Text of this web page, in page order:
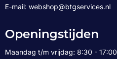
E-mail: webshop@btgservices.nl
Openingstijden
Maandag t/m vrijdag: 8:30 - 17:00